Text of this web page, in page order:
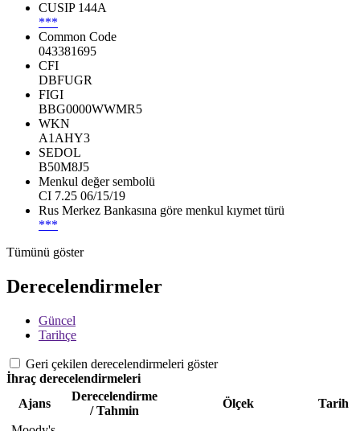
CUSIP 144A
***
Common Code
043381695
CFI
DBFUGR
FIGI
BBG0000WWMR5
WKN
A1AHY3
SEDOL
B50M8J5
Menkul değer sembolü
CI 7.25 06/15/19
Rus Merkez Bankasına göre menkul kıymet türü
***
Tümünü göster
Derecelendirmeler
Güncel
Tarihçe
Geri çekilen derecelendirmeleri göster
İhraç derecelendirmeleri
Ajans
Derecelendirme
/ Tahmin
Ölçek
Tarih